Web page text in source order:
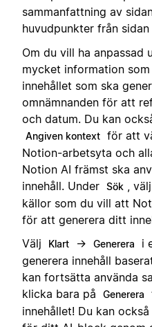
sammanfattning av
huvudpunkter från
Om du vill ha anpassad
mycket information
innehållet som ska
omnämnanden för att
och datum. Du kan
Angiven kontext för att
Notion-arbetsyta och
Notion AI främst ska
innehåll. Under Sök
,
källor som du vill att
för att generera ditt
Välj
Klart → Generera
i
generera innehåll
kan fortsätta använda
klicka bara på
Generera
innehållet! Du kan